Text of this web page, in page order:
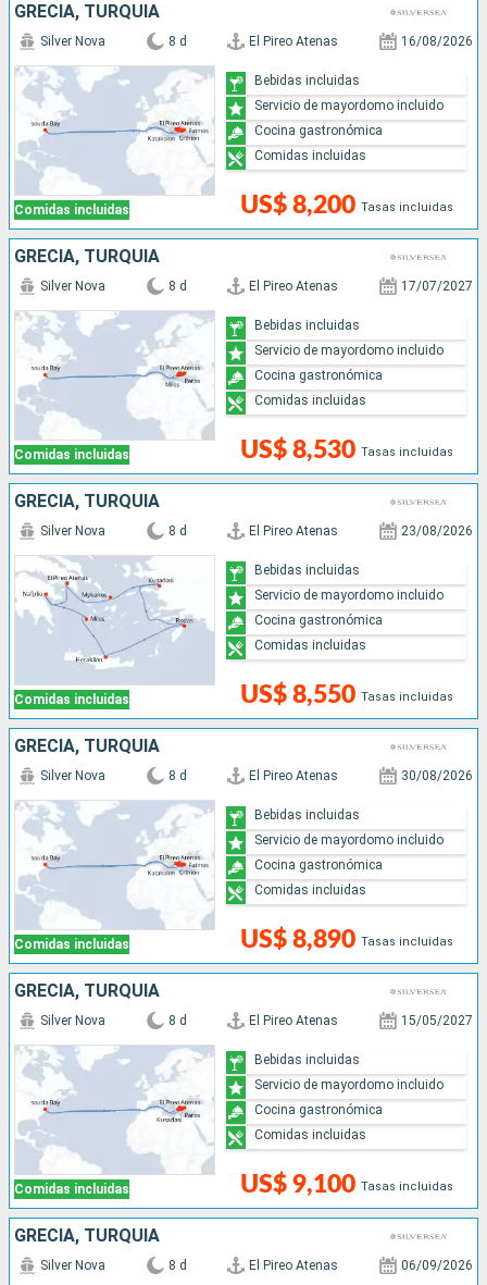
GRECIA, TURQUÍA
Comidas incluidas
Silver Nova 8 d El Pireo Atenas 16/08/2026
US$ 8,200 Tasas incluidas
Bebidas incluidas
Servicio de mayordomo incluido
Cocina gastronómica
Comidas incluidas
GRECIA, TURQUÍA
Comidas incluidas
Silver Nova 8 d El Pireo Atenas 17/07/2027
US$ 8,530 Tasas incluidas
Bebidas incluidas
Servicio de mayordomo incluido
Cocina gastronómica
Comidas incluidas
GRECIA, TURQUÍA
Comidas incluidas
Silver Nova 8 d El Pireo Atenas 23/08/2026
US$ 8,550 Tasas incluidas
Bebidas incluidas
Servicio de mayordomo incluido
Cocina gastronómica
Comidas incluidas
GRECIA, TURQUÍA
Comidas incluidas
Silver Nova 8 d El Pireo Atenas 30/08/2026
US$ 8,890 Tasas incluidas
Bebidas incluidas
Servicio de mayordomo incluido
Cocina gastronómica
Comidas incluidas
GRECIA, TURQUÍA
Comidas incluidas
Silver Nova 8 d El Pireo Atenas 15/05/2027
US$ 9,100 Tasas incluidas
Bebidas incluidas
Servicio de mayordomo incluido
Cocina gastronómica
Comidas incluidas
GRECIA, TURQUÍA
Silver Nova 8 d El Pireo Atenas 06/09/2026